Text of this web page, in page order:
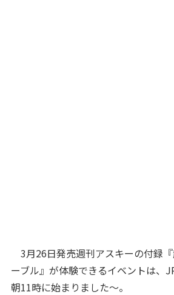
3月26日発売週刊アスキーの付録
ーブル』が体験できるイベントは、
朝11時に始まりました～。